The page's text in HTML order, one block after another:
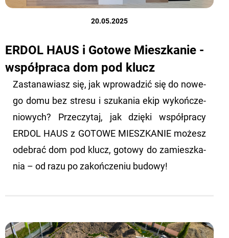
20.05.2025
ERDOL HAUS i Gotowe Mieszkanie -
współpraca dom pod klucz
Za­sta­na­wiasz się, jak wpro­wa­dzić się do no­we­
go domu bez stre­su i szu­ka­nia ekip wy­koń­cze­
nio­wych? Prze­czy­taj, jak dzię­ki współ­pra­cy
ERDOL HAUS z GO­TO­WE MIESZ­KA­NIE mo­żesz
ode­brać dom pod klucz, go­to­wy do za­miesz­ka­
nia – od razu po za­koń­cze­niu bu­do­wy!